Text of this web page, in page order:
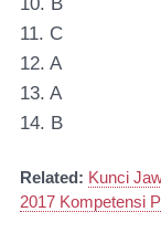
11. C
12. A
13. A
14. B
Related: Kunci
2017 Kompetensi